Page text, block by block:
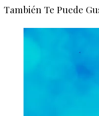
También Te Puede